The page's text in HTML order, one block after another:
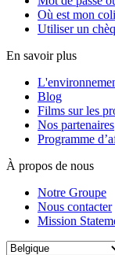
Où est mon
Utiliser un
En savoir plus
Blog
Films sur les
Nos partenaires
Programme
À propos de nous
Notre Groupe
Nous contacter
Mission